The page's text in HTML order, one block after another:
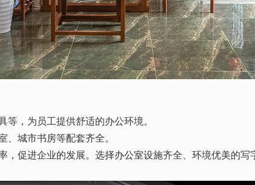
，为员工提供舒适的办公环境。
、城市书房等配套齐全。
，促进企业的发展。选择办公室设施齐全、环境优美的写